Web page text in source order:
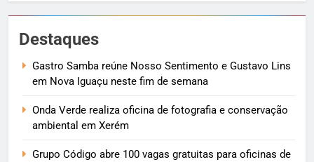
Destaques
Gastro Samba reúne Nosso Sentimento e Gustavo Lins
em Nova Iguaçu neste fim de semana
Onda Verde realiza oficina de fotografia e conservação
ambiental em Xerém
Grupo Código abre 100 vagas gratuitas para oficinas de